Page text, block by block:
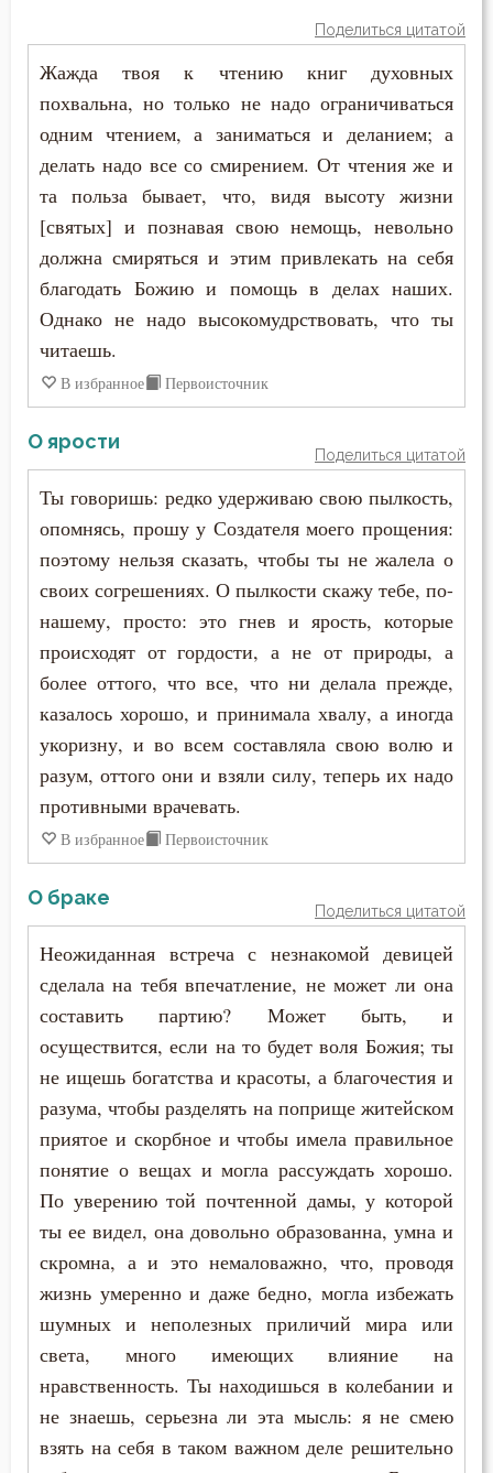
Поделиться цитатой
Жажда твоя к чтению книг духовных
похвальна, но только не надо ограничиваться
одним чтением, а заниматься и деланием; а
делать надо все со смирением. От чтения же и
та польза бывает, что, видя высоту жизни
[святых] и познавая свою немощь, невольно
должна смиряться и этим привлекать на себя
благодать Божию и помощь в делах наших.
Однако не надо высокомудрствовать, что ты
читаешь.
В избранное Первоисточник
О ярости
Поделиться цитатой
Ты говоришь: редко удерживаю свою пылкость,
опомнясь, прошу у Создателя моего прощения:
поэтому нельзя сказать, чтобы ты не жалела о
своих согрешениях. О пылкости скажу тебе, по-
нашему, просто: это гнев и ярость, которые
происходят от гордости, а не от природы, а
более оттого, что все, что ни делала прежде,
казалось хорошо, и принимала хвалу, а иногда
укоризну, и во всем составляла свою волю и
разум, оттого они и взяли силу, теперь их надо
противными врачевать.
В избранное Первоисточник
О браке
Поделиться цитатой
Неожиданная встреча с незнакомой девицей
сделала на тебя впечатление, не может ли она
составить партию? Может быть, и
осуществится, если на то будет воля Божия; ты
не ищешь богатства и красоты, а благочестия и
разума, чтобы разделять на поприще житейском
приятое и скорбное и чтобы имела правильное
понятие о вещах и могла рассуждать хорошо.
По уверению той почтенной дамы, у которой
ты ее видел, она довольно образованна, умна и
скромна, а и это немаловажно, что, проводя
жизнь умеренно и даже бедно, могла избежать
шумных и неполезных приличий мира или
света, много имеющих влияние на
нравственность. Ты находишься в колебании и
не знаешь, серьезна ли эта мысль: я не смею
взять на себя в таком важном деле решительно